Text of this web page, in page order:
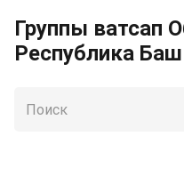
Группы ватсап
Республика